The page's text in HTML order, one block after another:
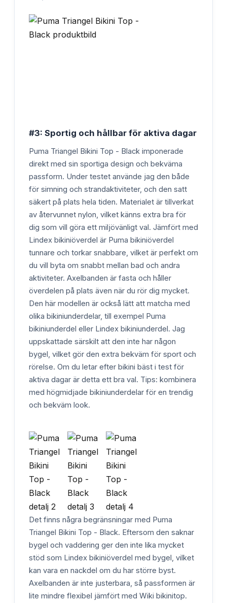
#3: Sportig och hållbar för aktiva dagar
Puma Triangel Bikini Top - Black imponerade
direkt med sin sportiga design och bekväma
passform. Under testet använde jag den både
för simning och strandaktiviteter, och den satt
säkert på plats hela tiden. Materialet är tillverkat
av återvunnet nylon, vilket känns extra bra för
dig som vill göra ett miljövänligt val. Jämfört med
Lindex bikiniöverdel är Puma bikiniöverdel
tunnare och torkar snabbare, vilket är perfekt om
du vill byta om snabbt mellan bad och andra
aktiviteter. Axelbanden är fasta och håller
överdelen på plats även när du rör dig mycket.
Den här modellen är också lätt att matcha med
olika bikiniunderdelar, till exempel Puma
bikiniunderdel eller Lindex bikiniunderdel. Jag
uppskattade särskilt att den inte har någon
bygel, vilket gör den extra bekväm för sport och
rörelse. Om du letar efter bikini bäst i test för
aktiva dagar är detta ett bra val. Tips: kombinera
med högmidjade bikiniunderdelar för en trendig
och bekväm look.
Det finns några begränsningar med Puma
Triangel Bikini Top - Black. Eftersom den saknar
bygel och vaddering ger den inte lika mycket
stöd som Lindex bikiniöverdel med bygel, vilket
kan vara en nackdel om du har större byst.
Axelbanden är inte justerbara, så passformen är
lite mindre flexibel jämfört med Wiki bikinitop.